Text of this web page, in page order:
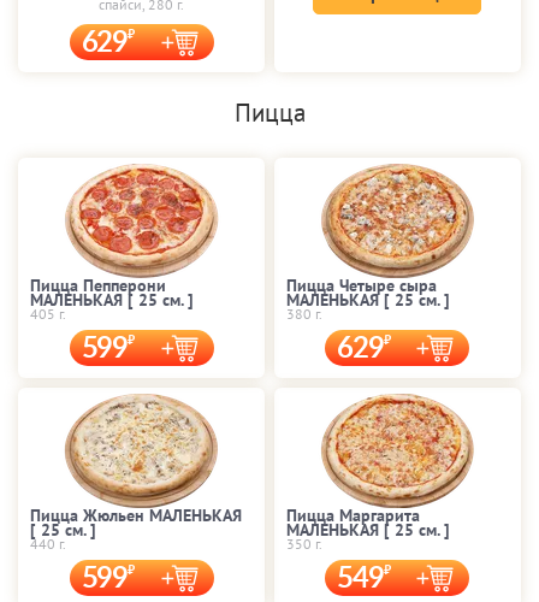
спайси, 280 г.
629
Пицца
Пицца Пепперони
МАЛЕНЬКАЯ [ 25 cм. ]
405 г.
599
Пицца Четыре сыра
МАЛЕНЬКАЯ [ 25 cм. ]
380 г.
629
Пицца Жюльен МАЛЕНЬКАЯ
[ 25 cм. ]
440 г.
599
Пицца Маргарита
МАЛЕНЬКАЯ [ 25 cм. ]
350 г.
549